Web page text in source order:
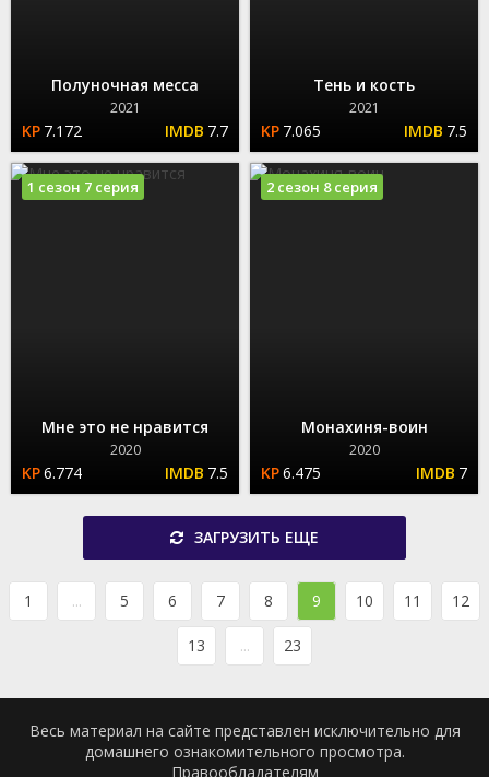
Полуночная месса
2021
7.172 7.7
Тень и кость
2021
7.065 7.5
Мне это не нравится
2020
6.774 7.5
1 сезон 7 серия
Монахиня-воин
2020
6.475 7
2 сезон 8 серия
ЗАГРУЗИТЬ ЕЩЕ
1 ... 5 6 7 8 9 10 11 12
13 ... 23
Весь материал на сайте представлен исключительно для
домашнего ознакомительного просмотра.
Правообладателям